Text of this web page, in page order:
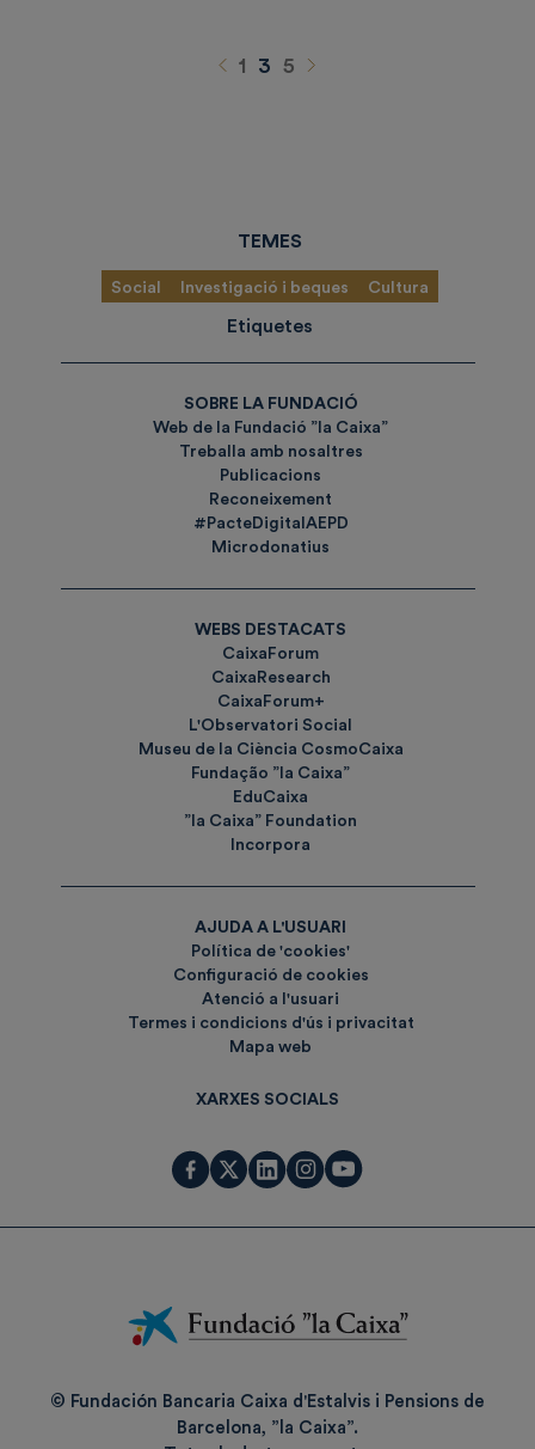
Anterior
1 3 5
TEMES
Social Investigació i beques Cultura
Etiquetes
SOBRE LA FUNDACIÓ
Web de la Fundació ”la Caixa”
Treballa amb nosaltres
Publicacions
Reconeixement
#PacteDigitalAEPD
Microdonatius
WEBS DESTACATS
CaixaForum
CaixaResearch
CaixaForum+
L'Observatori Social
Museu de la Ciència CosmoCaixa
Fundação ”la Caixa”
EduCaixa
”la Caixa” Foundation
Incorpora
AJUDA A L'USUARI
Política de 'cookies'
Configuració de cookies
Atenció a l'usuari
Termes i condicions d'ús i privacitat
Mapa web
XARXES SOCIALS
Fundación
La
© Fundación Bancaria Caixa d'Estalvis i Pensions de
Barcelona, ”la Caixa”.